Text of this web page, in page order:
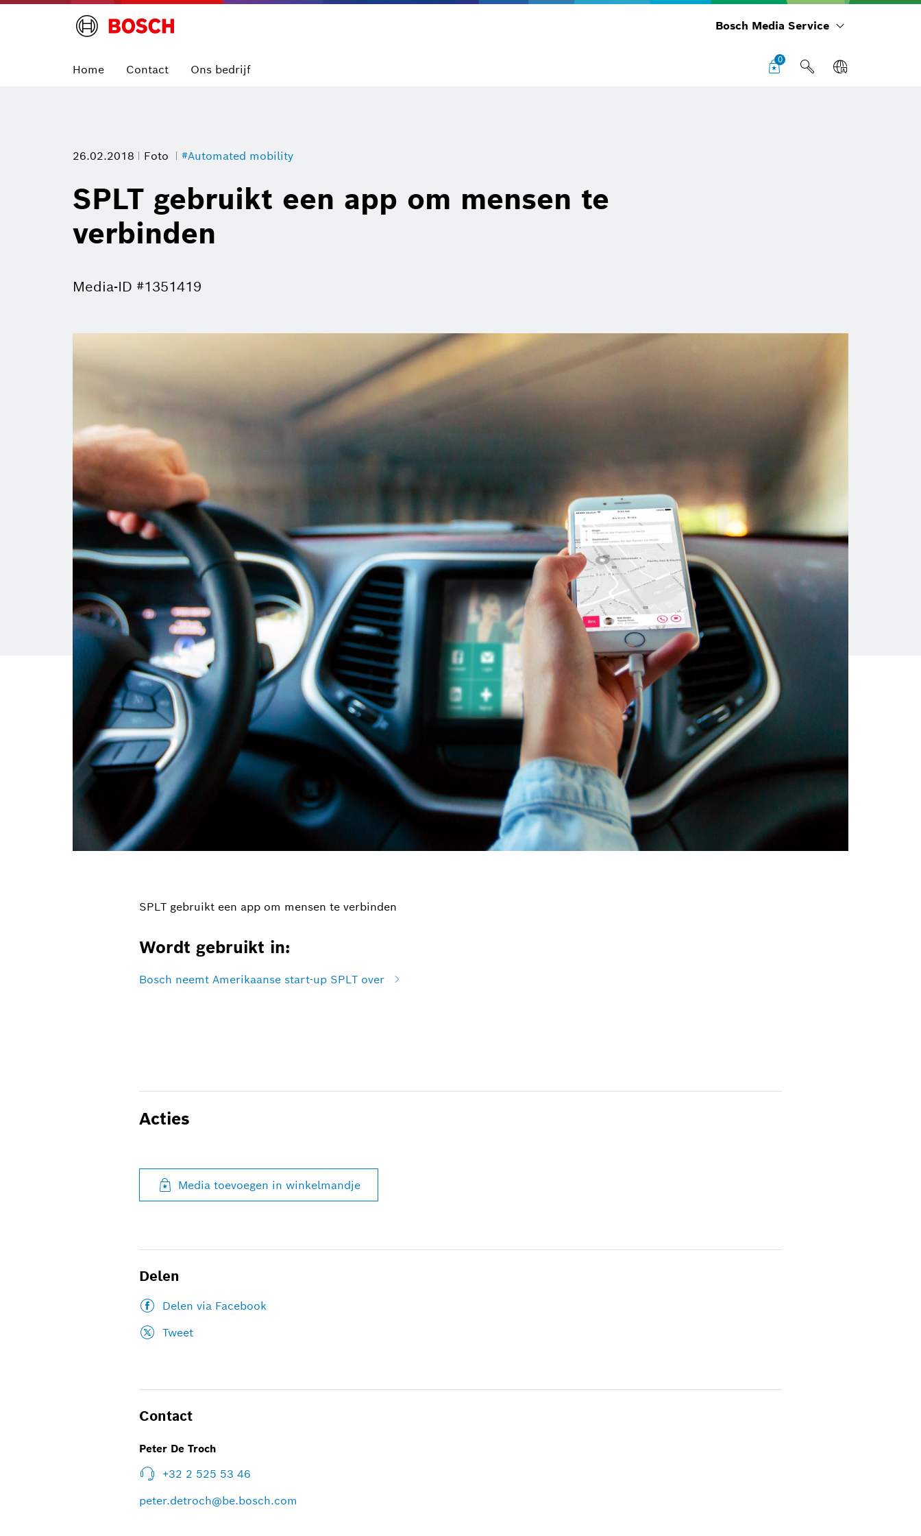
Bosch Media Service
Home Contact Ons bedrijf
0
26.02.2018 Foto #Automated mobility
SPLT gebruikt een app om mensen te
verbinden
Media-ID #1351419
SPLT gebruikt een app om mensen te verbinden
Wordt gebruikt in:
Bosch neemt Amerikaanse start-up SPLT over
Acties
Media toevoegen in winkelmandje
Delen
Delen via Facebook
Tweet
Contact
Peter De Troch
+32 2 525 53 46
peter.detroch@be.bosch.com